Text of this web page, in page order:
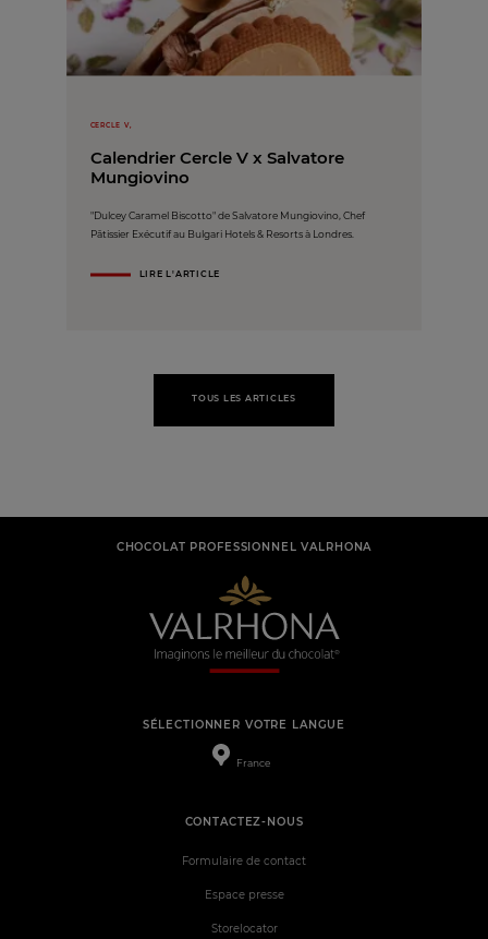
CERCLE V,
Calendrier Cercle V x Salvatore
Mungiovino
"Dulcey Caramel Biscotto" de Salvatore Mungiovino, Chef
Pâtissier Exécutif au Bulgari Hotels & Resorts à Londres.
LIRE L'ARTICLE
TOUS LES ARTICLES
CHOCOLAT PROFESSIONNEL VALRHONA
SÉLECTIONNER VOTRE LANGUE
France
CONTACTEZ-NOUS
Formulaire de contact
Espace presse
Storelocator